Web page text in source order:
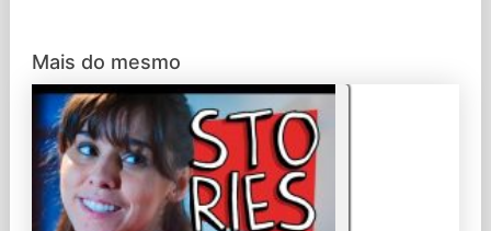
Mais do mesmo